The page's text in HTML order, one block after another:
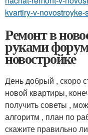
kvartiry-v-novostroyke-
Ремонт в
руками
новостройке
День добрый , скоро
новой квартиры,
получить советы ,
алгоритм , план по
скажите правильно